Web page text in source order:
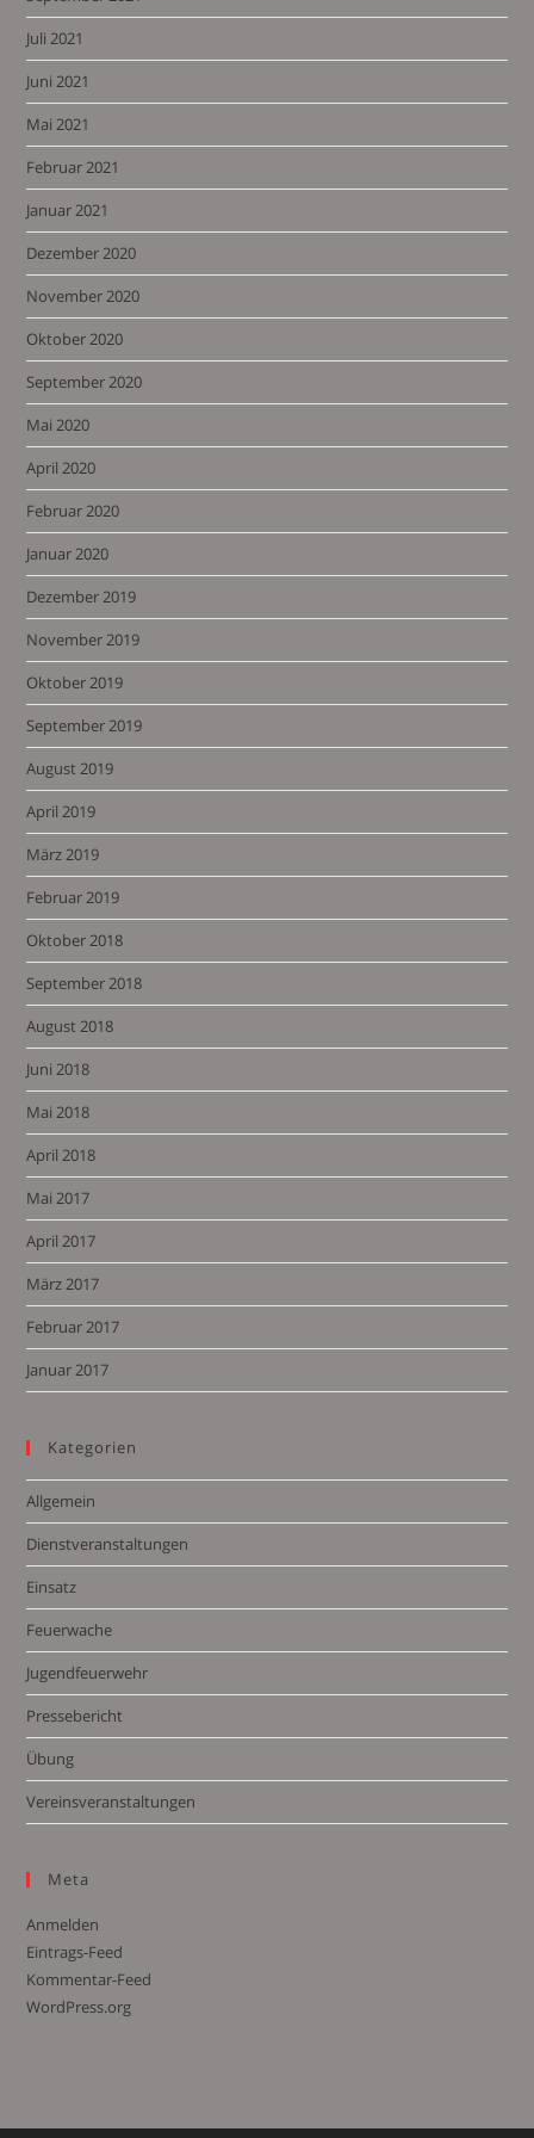
Juli 2021
Juni 2021
Mai 2021
Februar 2021
Januar 2021
Dezember 2020
November 2020
Oktober 2020
September 2020
Mai 2020
April 2020
Februar 2020
Januar 2020
Dezember 2019
November 2019
Oktober 2019
September 2019
August 2019
April 2019
März 2019
Februar 2019
Oktober 2018
September 2018
August 2018
Juni 2018
Mai 2018
April 2018
Mai 2017
April 2017
März 2017
Februar 2017
Januar 2017
Kategorien
Allgemein
Dienstveranstaltungen
Einsatz
Feuerwache
Jugendfeuerwehr
Pressebericht
Übung
Vereinsveranstaltungen
Meta
Anmelden
Eintrags-Feed
Kommentar-Feed
WordPress.org